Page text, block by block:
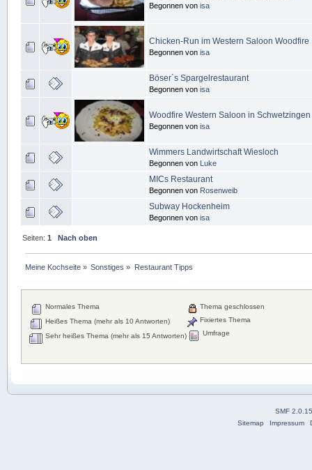
Begonnen von isa
Chicken-Run im Western Saloon Woodfire
Begonnen von isa
Böser´s Spargelrestaurant
Begonnen von isa
Woodfire Western Saloon in Schwetzingen
Begonnen von isa
Wimmers Landwirtschaft Wiesloch
Begonnen von Luke
MICs Restaurant
Begonnen von Rosenweib
Subway Hockenheim
Begonnen von isa
Seiten:1 Nach oben
Meine Kochseite » Sonstiges » Restaurant Tipps
Normales Thema
Heißes Thema (mehr als 10 Antworten)
Sehr heißes Thema (mehr als 15 Antworten)
Thema geschlossen
Fixiertes Thema
Umfrage
SMF
Sitemap
Impressum